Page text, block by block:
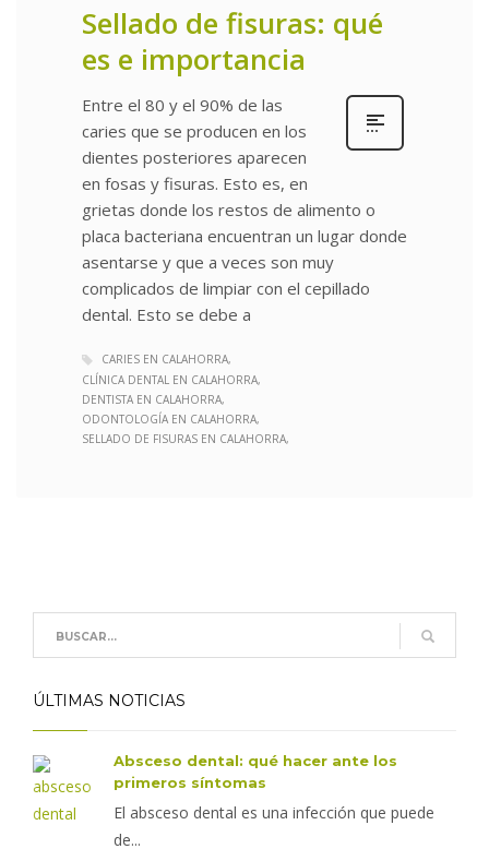
Sellado de fisuras: qué
es e importancia
Entre el 80 y el 90% de las
caries que se producen en los
dientes posteriores aparecen
en fosas y fisuras. Esto es, en
grietas donde los restos de alimento o
placa bacteriana encuentran un lugar donde
asentarse y que a veces son muy
complicados de limpiar con el cepillado
dental. Esto se debe a
CARIES EN CALAHORRA
CLÍNICA DENTAL EN CALAHORRA
DENTISTA EN CALAHORRA
ODONTOLOGÍA EN CALAHORRA
SELLADO DE FISURAS EN CALAHORRA
ÚLTIMAS NOTICIAS
Absceso dental: qué hacer ante los
primeros síntomas
El absceso dental es una infección que puede
de...